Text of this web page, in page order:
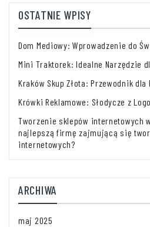
OSTATNIE WPISY
Dom Mediowy: Wprowadzenie do
Mini Traktorek: Idealne Narzędzie
Kraków Skup Złota: Przewodnik
Krówki Reklamowe: Słodycze z
Tworzenie sklepów internetowych
najlepszą firmę zajmującą się
internetowych?
ARCHIWA
maj 2025